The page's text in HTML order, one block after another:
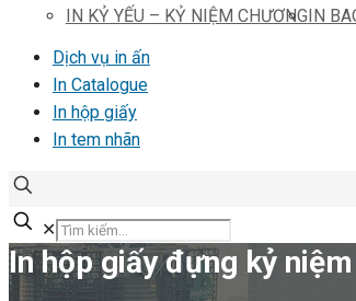
IN KỶ YẾU – KỶ NIỆM CHƯƠNGIN
Dịch vụ in ấn
In Catalogue
In hộp giấy
In tem nhãn
✕
In hộp giấy đựng kỷ